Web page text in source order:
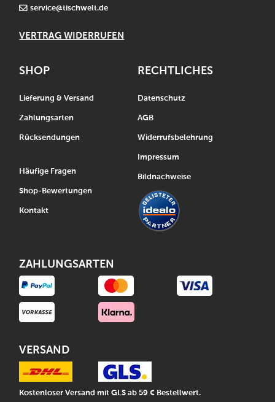
service@tischwelt.de
VERTRAG WIDERRUFEN
SHOP
Lieferung & Versand
Zahlungsarten
Rücksendungen
Häufige Fragen
Shop-Bewertungen
Kontakt
RECHTLICHES
Datenschutz
AGB
Widerrufsbelehrung
Impressum
Bildnachweise
ZAHLUNGSARTEN
VERSAND
Kostenloser Versand mit GLS ab 59 € Bestellwert.